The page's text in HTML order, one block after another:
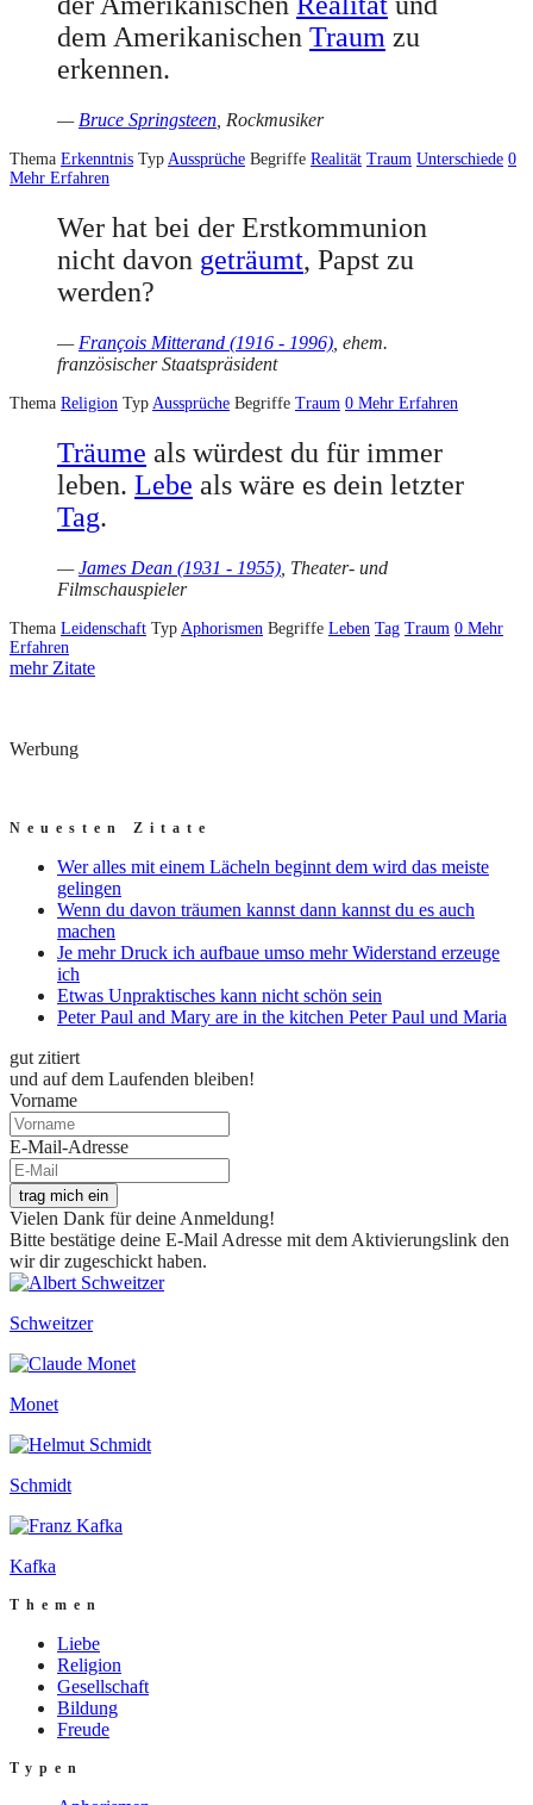
dem Amerikanischen Traum zu
erkennen.
— Bruce Springsteen , Rockmusiker
Thema Erkenntnis Typ Aussprüche Begriffe Realität Traum Unterschiede 0
Mehr Erfahren
Wer hat bei der Erstkommunion
nicht davon geträumt, Papst zu
werden?
— François Mitterand (1916 - 1996) , ehem.
französischer Staatspräsident
Thema Religion Typ Aussprüche Begriffe Traum 0 Mehr Erfahren
Träume als würdest du für immer
leben. Lebe als wäre es dein letzter
Tag.
—James Dean (1931 - 1955) , Theater- und
Filmschauspieler
Thema Leidenschaft Typ Aphorismen Begriffe Leben Tag Traum 0 Mehr
Erfahren
mehr Zitate
Werbung
Neuesten Zitate
Wer alles mit einem Lächeln beginnt dem wird das meiste
gelingen
Wenn du davon träumen kannst dann kannst du es auch
machen
Je mehr Druck ich aufbaue umso mehr Widerstand erzeuge
ich
Etwas Unpraktisches kann nicht schön sein
Peter Paul and Mary are in the kitchen Peter Paul und Maria
gut zitiert
und auf dem Laufenden bleiben!
Vorname
E-Mail-Adresse
trag mich ein
Vielen Dank für deine Anmeldung!
Bitte bestätige deine E-Mail Adresse mit dem Aktivierungslink den
wir dir zugeschickt haben.
Schweitzer
Monet
Schmidt
Kafka
Themen
Liebe
Religion
Gesellschaft
Bildung
Freude
Typen